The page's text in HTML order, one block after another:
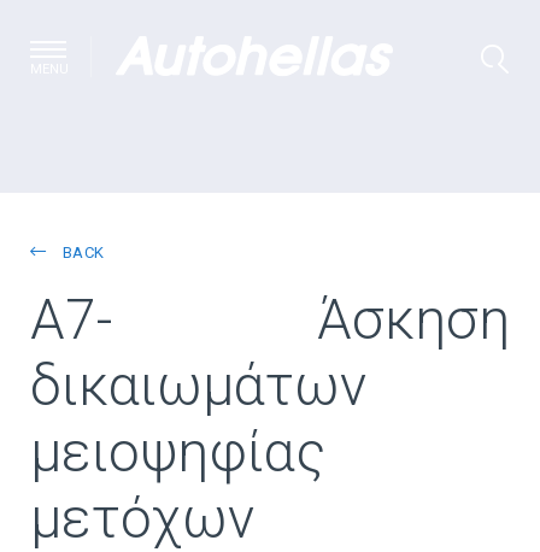
BACK
A7- Άσκηση
δικαιωμάτων
μειοψηφίας
μετόχων